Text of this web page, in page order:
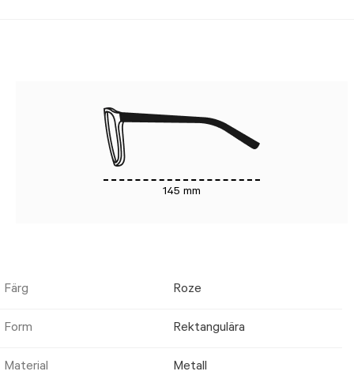
145 mm
Färg Roze
Form Rektangulära
Material Metall